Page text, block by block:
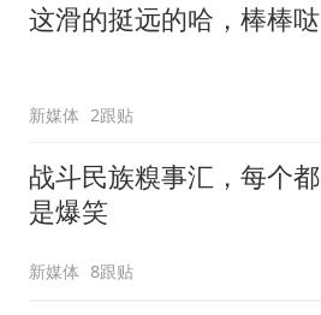
这滑的挺远的哈，棒棒哒
新媒体 2跟贴
战斗民族糗事汇，每个都
是爆笑
新媒体 8跟贴